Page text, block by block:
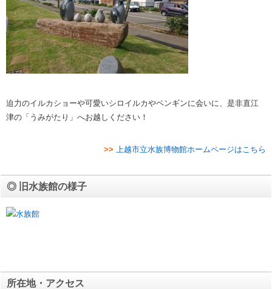
迫力のイルカショーや可愛いシロイルカやペンギンに会いに、是非直江
津の「うみがたり」へお越しください！
>> 上越市立水族博物館ホームページはこちら
◎ 旧水族館の様子
所在地・アクセス